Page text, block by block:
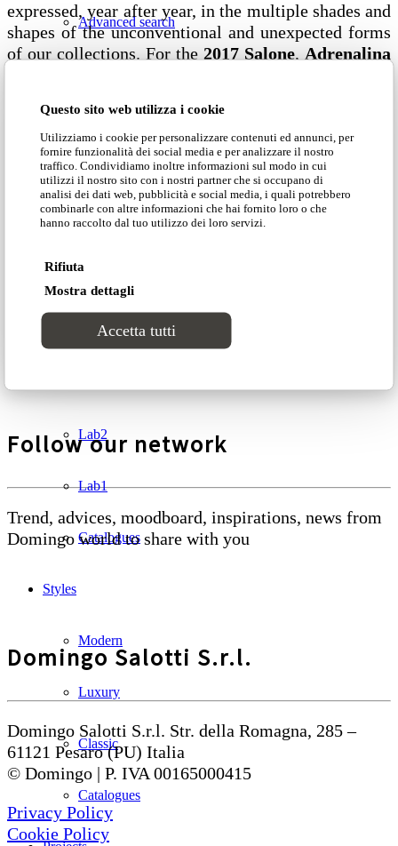
Questo sito web utilizza i cookie
Utilizziamo i cookie per personalizzare contenuti ed annunci, per
fornire funzionalità dei social media e per analizzare il nostro
traffico. Condividiamo inoltre informazioni sul modo in cui
utilizzi il nostro sito con i nostri partner che si occupano di
analisi dei dati web, pubblicità e social media, i quali potrebbero
combinarle con altre informazioni che hai fornito loro o che
hanno raccolto dal tuo utilizzo dei loro servizi.
Rifiuta
Mostra dettagli
Accetta tutti
Advanced search
Groove
Tracks
Sweet dreams
Lab2
Lab1
Catalogues
Styles
Modern
Luxury
Classic
Catalogues
expressed, year after year, in the multiple shades and
shapes of the unconventional and unexpected forms
of our collections. For the 2017 Salone, Adrenalina
garde deconstruction concepts – by slimming the
thicknesses or enhancing the curves of very different
pieces unified by color.
Explore Adrenalina »
NEWS»
COLLECTIONS»
PROJECTS»
CATALOGUES»
Follow our network
Trend, advices, moodboard, inspirations, news from
Domingo world to share with you
Domingo Salotti S.r.l.
Domingo Salotti S.r.l. Str. della Romagna, 285 –
61121 Pesaro (PU) Italia
© Domingo | P. IVA 00165000415
Privacy Policy
Cookie Policy